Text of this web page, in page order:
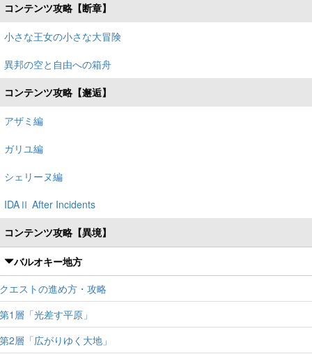
コンテンツ攻略【断章】
小さな王女の小さな大冒険
異邦の空と自由への箱舟
コンテンツ攻略【邂逅】
アザミ編
ガリユ編
シェリーヌ編
IDAⅡ After Incidents
コンテンツ攻略【異境】
バルオキー地方
クエストの進め方・攻略
第1層「光差す平原」
第2層「広がりゆく大地」